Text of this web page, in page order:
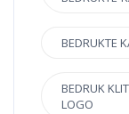
BEDRUKTE
BEDRUK
LOGO